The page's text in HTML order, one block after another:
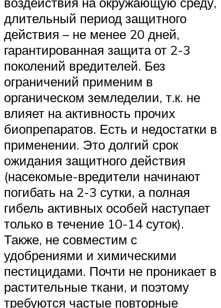
длительный период защитного
действия – не менее 20 дней,
гарантированная защита от 2-3
поколений вредителей. Без
ограничений применим в
органическом земледелии, т.к. не
влияет на активность прочих
биопрепаратов. Есть и недостатки в
применении. Это долгий срок
ожидания защитного действия
(насекомые-вредители начинают
погибать на 2-3 сутки, а полная
гибель активных особей наступает
только в течение 10-14 суток).
Также, не совместим с
удобрениями и химическими
пестицидами. Почти не проникает в
растительные ткани, и поэтому
требуются частые повторные